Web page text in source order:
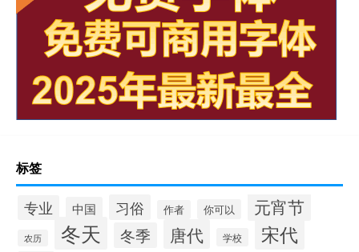
标签
专业 中国 习俗 作者 你可以 元宵节
农历 冬天 冬季 唐代 学校 宋代